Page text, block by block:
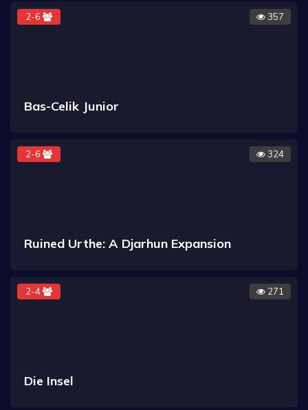
2-6 357
Bas-Celik Junior
2-6 324
Ruined Urthe: A Djarhun Expansion
2-4 271
Die Insel